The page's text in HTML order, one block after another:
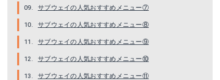
サブウェイの人気おすすめメニュー⑦
サブウェイの人気おすすめメニュー⑧
サブウェイの人気おすすめメニュー⑨
サブウェイの人気おすすめメニュー⑩
サブウェイの人気おすすめメニュー⑪